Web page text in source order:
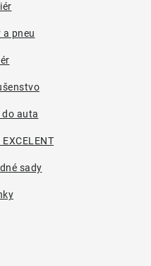
a pneu
do auta
EXCELENT
sady